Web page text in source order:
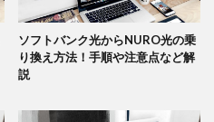
ソフトバンク光からNURO光の乗
り換え方法！手順や注意点など解
説